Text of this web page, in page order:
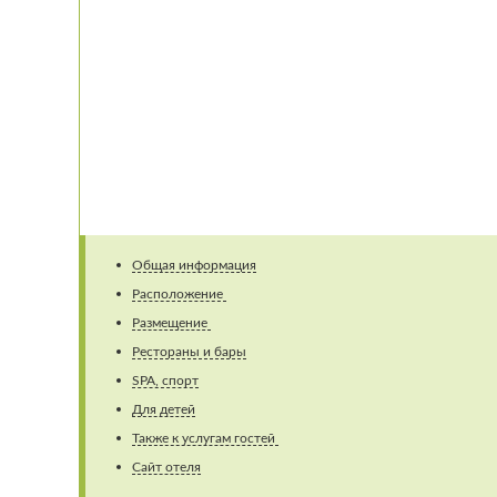
Общая информация
Расположение
Размещение
Рестораны и бары
SPA, спорт
Для детей
Также к услугам гостей
Сайт отеля